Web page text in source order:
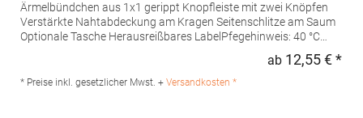
Ärmelbündchen aus 1x1 gerippt Knopfleiste mit zwei Knöpfen
Verstärkte Nahtabdeckung am Kragen Seitenschlitze am Saum
Optionale Tasche Herausreißbares LabelPfegehinweis: 40 °C
g/m²Materialzusammensetzung: 100% Baumwolle (Heather
Grey: 85% Baumwolle / 15% Viskose)Angaben zur
ab 12,55 € *
* Preise inkl. gesetzlicher Mwst. + Versandkosten *